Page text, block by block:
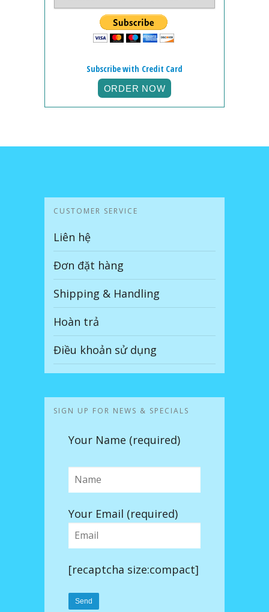
Subscribe with Credit Card
CUSTOMER SERVICE
Liên hệ
Đơn đặt hàng
Shipping & Handling
Hoàn trả
Điều khoản sử dụng
SIGN UP FOR NEWS & SPECIALS
Your Name (required)
Your Email (required)
[recaptcha size:compact]